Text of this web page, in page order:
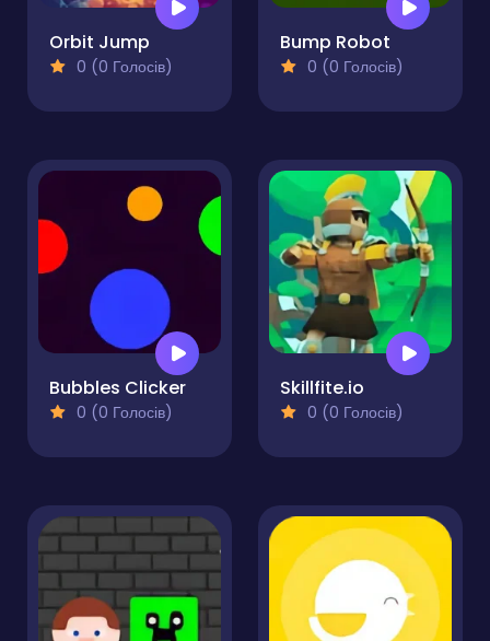
Orbit Jump
0 (0 Голосів)
Bump Robot
0 (0 Голосів)
Bubbles Clicker
0 (0 Голосів)
Skillfite.io
0 (0 Голосів)